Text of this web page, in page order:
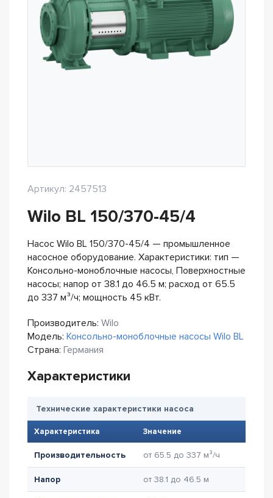
Артикул: 2457513
Wilo BL 150/370-45/4
Насос Wilo BL 150/370-45/4 — промышленное
насосное оборудование. Характеристики: тип —
Консольно-моноблочные насосы, Поверхностные
насосы; напор от 38.1 до 46.5 м; расход от 65.5
до 337 м³/ч; мощность 45 кВт.
Производитель: Wilo
Модель: Консольно-моноблочные насосы Wilo BL
Страна: Германия
Характеристики
Технические характеристики насоса
Характеристика Значение
Производительность от 65.5 до 337 м³/ч
Напор от 38.1 до 46.5 м